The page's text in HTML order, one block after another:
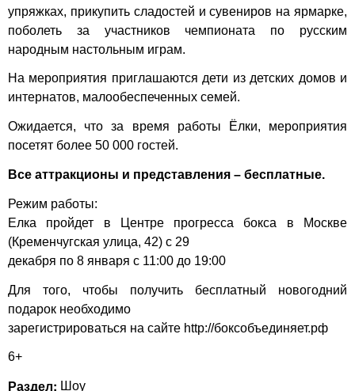
упряжках, прикупить сладостей и сувениров на ярмарке,
поболеть за участников чемпионата по русским
народным настольным играм.
На мероприятия приглашаются дети из детских домов и
интернатов, малообеспеченных семей.
Ожидается, что за время работы Ёлки, мероприятия
посетят более 50 000 гостей.
Все аттракционы и представления – бесплатные.
Режим работы:
Елка пройдет в Центре прогресса бокса в Москве
(Кременчугская улица, 42) с 29
декабря по 8 января с 11:00 до 19:00
Для того, чтобы получить бесплатный новогодний
подарок необходимо
зарегистрироваться на сайте http://боксобъединяет.рф
6+
Раздел: Шоу